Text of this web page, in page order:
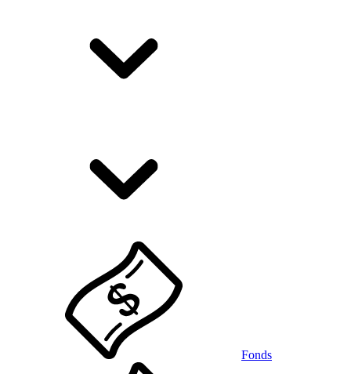
Fonds